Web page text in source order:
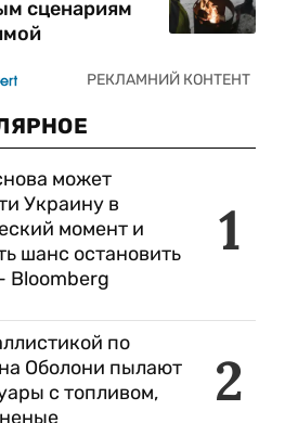
сценариям
1
может
Украину в
момент и
шанс остановить
Bloomberg
2
по
Оболони пылают
с топливом,